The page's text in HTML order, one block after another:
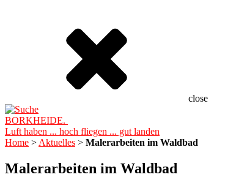
close
BORKHEIDE.
Luft haben ... hoch fliegen ... gut landen
Home > Aktuelles > Malerarbeiten im Waldbad
Malerarbeiten im Waldbad